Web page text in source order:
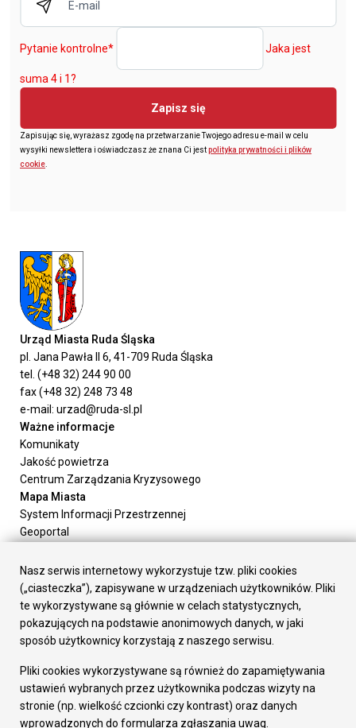
Pytanie kontrolne* Jaka jest
suma 4 i 1?
Zapisz się
Zapisując się, wyrażasz zgodę na przetwarzanie Twojego adresu e-mail w celu
wysyłki newslettera i oświadczasz że znana Ci jestpolityka prywatności i plików
cookie.
Urząd Miasta Ruda Śląska
pl. Jana Pawła II 6, 41-709 Ruda Śląska
tel. (+48 32) 244 90 00
fax (+48 32) 248 73 48
e-mail: urzad@ruda-sl.pl
Ważne informacje
Komunikaty
Jakość powietrza
Centrum Zarządzania Kryzysowego
Mapa Miasta
System Informacji Przestrzennej
Geoportal
Załatw sprawę
Prezydent Miasta
Rada Miasta
Wydziały
Elektroniczna Skrzynka Podawcza
Gospodarka
Fundusze europejskie
Środki krajowe
Oferty inwestycyjne
Nasz serwis internetowy wykorzystuje tzw. pliki cookies
(„ciasteczka”), zapisywane w urządzeniach użytkowników. Pliki
te wykorzystywane są głównie w celach statystycznych,
pokazujących na podstawie anonimowych danych, w jaki
sposób użytkownicy korzystają z naszego serwisu.
Pliki cookies wykorzystywane są również do zapamiętywania
ustawień wybranych przez użytkownika podczas wizyty na
stronie (np. wielkość czcionki czy kontrast) oraz danych
wprowadzonych do formularza zgłaszania uwag.